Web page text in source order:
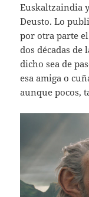
Euskaltzaindia
Deusto. Lo
por otra parte
dos décadas de
dicho sea de
esa amiga o
aunque pocos,